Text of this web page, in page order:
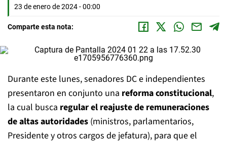
23 de enero de 2024 - 00:00
Comparte esta nota:
Durante este lunes, senadores DC e independientes
presentaron en conjunto una reforma constitucional,
la cual busca regular el reajuste de remuneraciones
de altas autoridades (ministros, parlamentarios,
Presidente y otros cargos de jefatura), para que el